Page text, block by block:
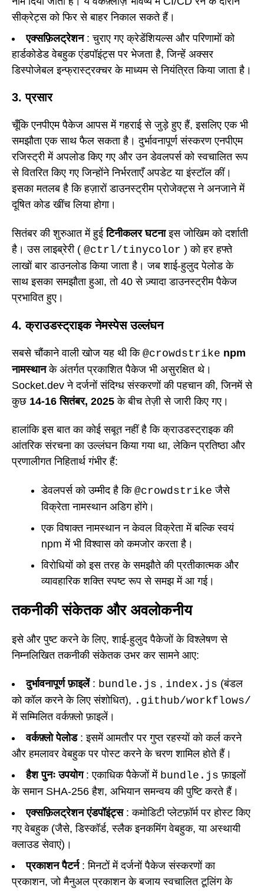
सीक्रेट्स को फिर से बाहर निकाल सकते हैं।
एक्सफ़िलट्रेशन: चुराए गए क्रेडेंशियल्स और परिणामों को
हार्डकोडेड वेबहुक एंडपॉइंट्स पर भेजता है, जिन्हें अक्सर
डिस्पोजेबल इन्फ्रास्ट्रक्चर के माध्यम से नियंत्रित किया जाता है।
3. प्रसार
चूँकि एनपीएम पैकेज आपस में गहराई से जुड़े हुए हैं, इसलिए एक भी
समझौता एक साथ फैल सकता है। दुर्भावनापूर्ण संस्करण एनपीएम
रजिस्ट्री में अपलोड किए गए और उन डेवलपर्स को स्वचालित रूप
से वितरित किए गए जिन्होंने निर्भरताएँ अपडेट या इंस्टॉल कीं।
इसका मतलब है कि हज़ारों डाउनस्ट्रीम प्रोजेक्ट्स ने अनजाने में
दूषित कोड खींच लिया होगा।
सितंबर की शुरुआत में हुईटिनीकलर घटनाइस जोखिम को दर्शाती
है। उस लाइब्रेरी ( @ctrl/tinycolor ) को हर हफ्ते
लाखों बार डाउनलोड किया जाता है। जब शाई-हुलुद पेलोड के
साथ इसका समझौता हुआ, तो 40 से ज़्यादा डाउनस्ट्रीम पैकेज
प्रभावित हुए।
4. क्राउडस्ट्राइक नेमस्पेस उल्लंघन
सबसे चौंकाने वाली खोज यह थी कि @crowdstrike npm
नामस्थानके अंतर्गत प्रकाशित पैकेज भी असुरक्षित थे।
Socket.dev ने दर्जनों संदिग्ध संस्करणों की पहचान की, जिनमें से
कुछ 14-16 सितंबर, 2025 के बीच तेज़ी से जारी किए गए।
हालांकि इस बात का कोई सबूत नहीं है कि क्राउडस्ट्राइक की
आंतरिक संरचना का उल्लंघन किया गया था, लेकिन प्रतिष्ठा और
प्रणालीगत निहितार्थ गंभीर हैं:
डेवलपर्स को उम्मीद है कि @crowdstrike जैसे
विक्रेता नामस्थान अडिग होंगे।
एक विषाक्त नामस्थान न केवल विक्रेता में बल्कि स्वयं
npm में भी विश्वास को कमजोर करता है।
विरोधियों को इस तरह के समझौते की प्रतीकात्मक और
व्यावहारिक शक्ति स्पष्ट रूप से समझ में आ गई।
तकनीकी संकेतक और अवलोकनीय
इसे और पुष्ट करने के लिए, शाई-हुलुद पैकेजों के विश्लेषण से
निम्नलिखित तकनीकी संकेतक उभर कर सामने आए:
दुर्भावनापूर्ण फ़ाइलें: bundle.js , index.js (बंडल
को कॉल करने के लिए संशोधित), .github/workflows/
में सम्मिलित वर्कफ़्लो फ़ाइलें।
वर्कफ़्लो पेलोड: इसमें आमतौर पर गुप्त रहस्यों को कर्ल करने
और हमलावर वेबहुक पर पोस्ट करने के चरण शामिल होते हैं।
हैश पुनः उपयोग: एकाधिक पैकेजों में bundle.js फ़ाइलों
के समान SHA-256 हैश, अभियान समन्वय की पुष्टि करते हैं।
एक्सफ़िलट्रेशन एंडपॉइंट्स: कमोडिटी प्लेटफ़ॉर्म पर होस्ट किए
गए वेबहुक (जैसे, डिस्कॉर्ड, स्लैक इनकमिंग वेबहुक, या अस्थायी
क्लाउड सेवाएं)।
प्रकाशन पैटर्न: मिनटों में दर्जनों पैकेज संस्करणों का
प्रकाशन, जो मैनुअल प्रकाशन के बजाय स्वचालित टूलिंग के